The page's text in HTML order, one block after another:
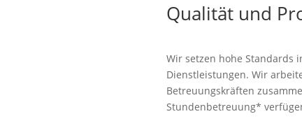
Qualität und
Wir setzen hohe Standards
Dienstleistungen. Wir
Betreuungskräften
Stundenbetreuung*